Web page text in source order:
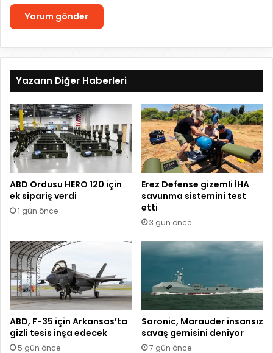
Yazarın Diğer Haberleri
ABD Ordusu HERO 120 için
ek sipariş verdi
1 gün önce
Erez Defense gizemli İHA
savunma sistemini test
etti
3 gün önce
ABD, F-35 için Arkansas’ta
gizli tesis inşa edecek
5 gün önce
Saronic, Marauder insansız
savaş gemisini deniyor
7 gün önce